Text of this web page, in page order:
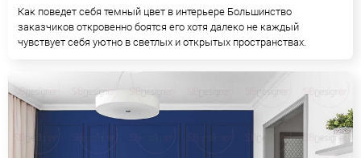
Как поведет себя темный цвет в интерьере Большинство
заказчиков откровенно боятся его хотя далеко не каждый
чувствует себя уютно в светлых и открытых пространствах.